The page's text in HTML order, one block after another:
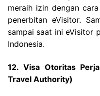
meraih izin dengan
penerbitan eVisitor.
sampai saat ini eVisitor
Indonesia.
12. Visa Otoritas
Travel Authority)